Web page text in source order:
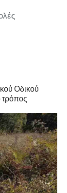
Οδικού
τρόπος